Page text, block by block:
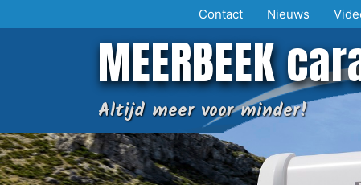
naar
Contact Nieuws
MEERBEEK
Altijd meer voor minder!